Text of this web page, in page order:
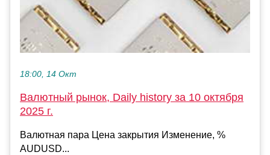
18:00, 14 Окт
Валютный рынок, Daily history за 10 октября
2025 г.
Валютная пара Цена закрытия Изменение, %
AUDUSD...